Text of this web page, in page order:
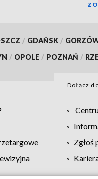
/ GDAŃSK /
/ OPOLE / POZNAŃ /
Dołącz
Zgłoś